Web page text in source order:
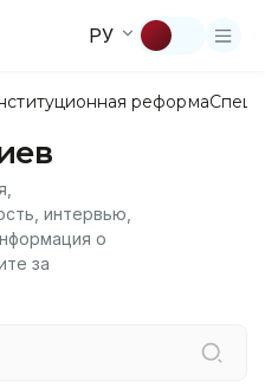
РУ
реформа
интервью,
о
за